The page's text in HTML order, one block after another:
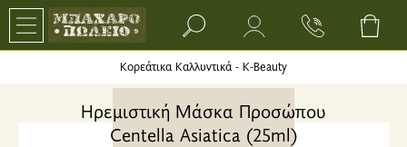
Search bar input field
Κορεάτικα Καλλυντικά - K-Beauty
Ηρεμιστική Μάσκα Προσώπου
Centella Asiatica (25ml)